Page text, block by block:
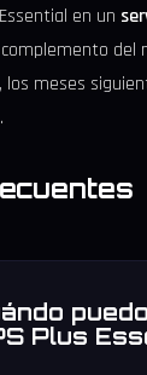
en un
del
meses
Plus